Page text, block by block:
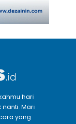
hari
nanti. Mari
yang